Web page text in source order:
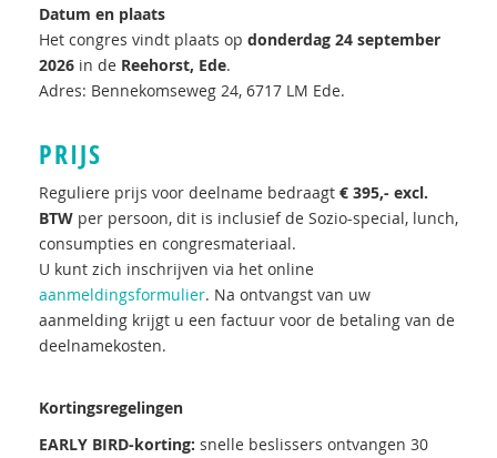
Datum en plaats
Het congres vindt plaats op donderdag 24 september
2026 in de Reehorst, Ede.
Adres: Bennekomseweg 24, 6717 LM Ede.
PRIJS
Reguliere prijs voor deelname bedraagt € 395,- excl.
BTW per persoon, dit is inclusief de Sozio-special, lunch,
consumpties en congresmateriaal.
U kunt zich inschrijven via het online
aanmeldingsformulier. Na ontvangst van uw
aanmelding krijgt u een factuur voor de betaling van de
deelnamekosten.
Kortingsregelingen
EARLY BIRD-korting: snelle beslissers ontvangen 30